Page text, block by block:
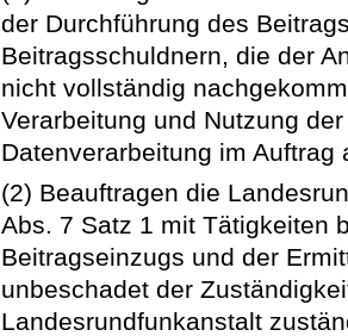
der Durchführung des
Beitragsschuldnern, die der
nicht vollständig
Verarbeitung und Nutzung
Datenverarbeitung im
(2) Beauftragen die
Abs. 7 Satz 1 mit Tätigkeiten
Beitragseinzugs und der
unbeschadet der
Landesrundfunkanstalt